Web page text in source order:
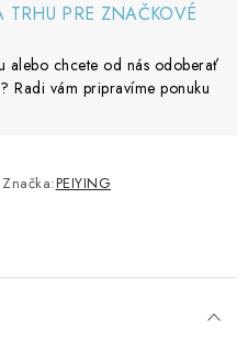
TRHU PRE ZNAČKOVÉ
alebo chcete od nás odoberať
Radi vám pripravíme ponuku
Značka:PEIYING